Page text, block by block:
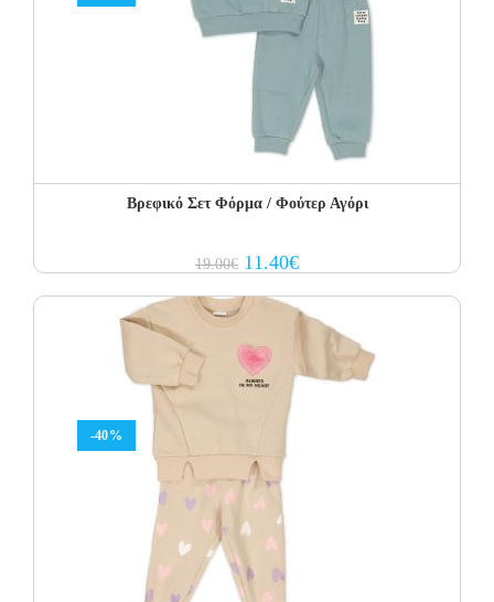
Βρεφικό Σετ Φόρμα / Φούτερ Αγόρι
19.00€ Original
price
19.00€.
11.40€Current
price
11.40€.
-40%